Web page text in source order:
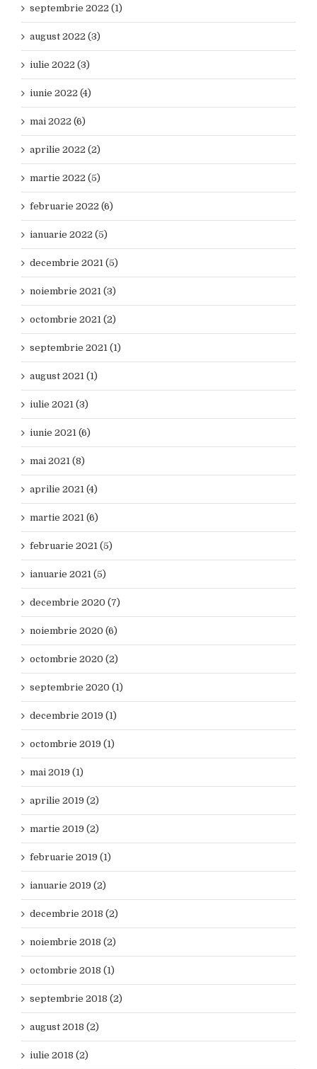
septembrie 2022 (1)
august 2022 (3)
iulie 2022 (3)
iunie 2022 (4)
mai 2022 (6)
aprilie 2022 (2)
martie 2022 (5)
februarie 2022 (6)
ianuarie 2022 (5)
decembrie 2021 (5)
noiembrie 2021 (3)
octombrie 2021 (2)
septembrie 2021 (1)
august 2021 (1)
iulie 2021 (3)
iunie 2021 (6)
mai 2021 (8)
aprilie 2021 (4)
martie 2021 (6)
februarie 2021 (5)
ianuarie 2021 (5)
decembrie 2020 (7)
noiembrie 2020 (6)
octombrie 2020 (2)
septembrie 2020 (1)
decembrie 2019 (1)
octombrie 2019 (1)
mai 2019 (1)
aprilie 2019 (2)
martie 2019 (2)
februarie 2019 (1)
ianuarie 2019 (2)
decembrie 2018 (2)
noiembrie 2018 (2)
octombrie 2018 (1)
septembrie 2018 (2)
august 2018 (2)
iulie 2018 (2)